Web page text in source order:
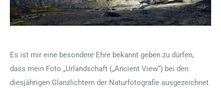
Es ist mir eine besondere Ehre bekannt geben zu dürfen,
dass mein Foto „Urlandschaft („Ancient View“) bei den
diesjährigen Glanzlichtern der Naturfotografie ausgezeichnet